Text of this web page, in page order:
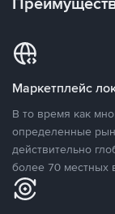
Маркетплейс
В то время как
определенные
действительно
более 70 местных